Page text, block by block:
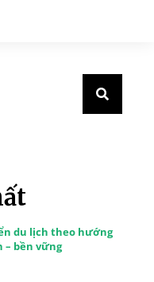
du lịch theo hướng
– bền vững